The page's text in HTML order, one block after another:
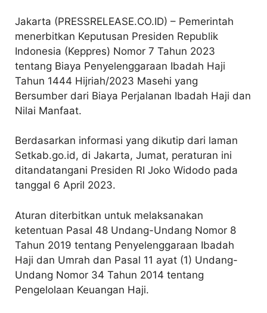
Jakarta (PRESSRELEASE.CO.ID) – Pemerintah
menerbitkan Keputusan Presiden Republik
Indonesia (Keppres) Nomor 7 Tahun 2023
tentang Biaya Penyelenggaraan Ibadah Haji
Tahun 1444 Hijriah/2023 Masehi yang
Bersumber dari Biaya Perjalanan Ibadah Haji dan
Nilai Manfaat.
Berdasarkan informasi yang dikutip dari laman
Setkab.go.id, di Jakarta, Jumat, peraturan ini
ditandatangani Presiden RI Joko Widodo pada
tanggal 6 April 2023.
Aturan diterbitkan untuk melaksanakan
ketentuan Pasal 48 Undang-Undang Nomor 8
Tahun 2019 tentang Penyelenggaraan Ibadah
Haji dan Umrah dan Pasal 11 ayat (1) Undang-
Undang Nomor 34 Tahun 2014 tentang
Pengelolaan Keuangan Haji.